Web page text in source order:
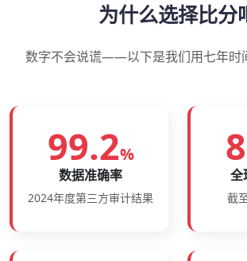
为什么选择比分
数字不会说谎——以下是我们用七年时
99.2%
数据准确率
2024年度第三方审计结果
全
截